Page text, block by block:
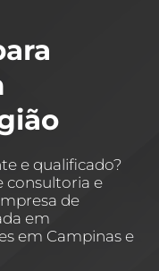
e qualificado?
consultoria e
de
em
em Campinas e